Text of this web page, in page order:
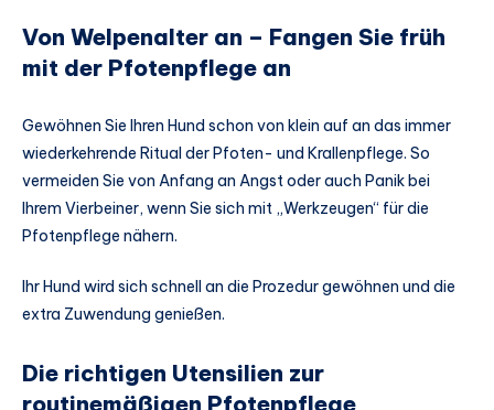
Von Welpenalter an – Fangen Sie früh
mit der Pfotenpflege an
Gewöhnen Sie Ihren Hund schon von klein auf an das immer
wiederkehrende Ritual der Pfoten- und Krallenpflege. So
vermeiden Sie von Anfang an Angst oder auch Panik bei
Ihrem Vierbeiner, wenn Sie sich mit „Werkzeugen“ für die
Pfotenpflege nähern.
Ihr Hund wird sich schnell an die Prozedur gewöhnen und die
extra Zuwendung genießen.
Die richtigen Utensilien zur
routinemäßigen Pfotenpflege